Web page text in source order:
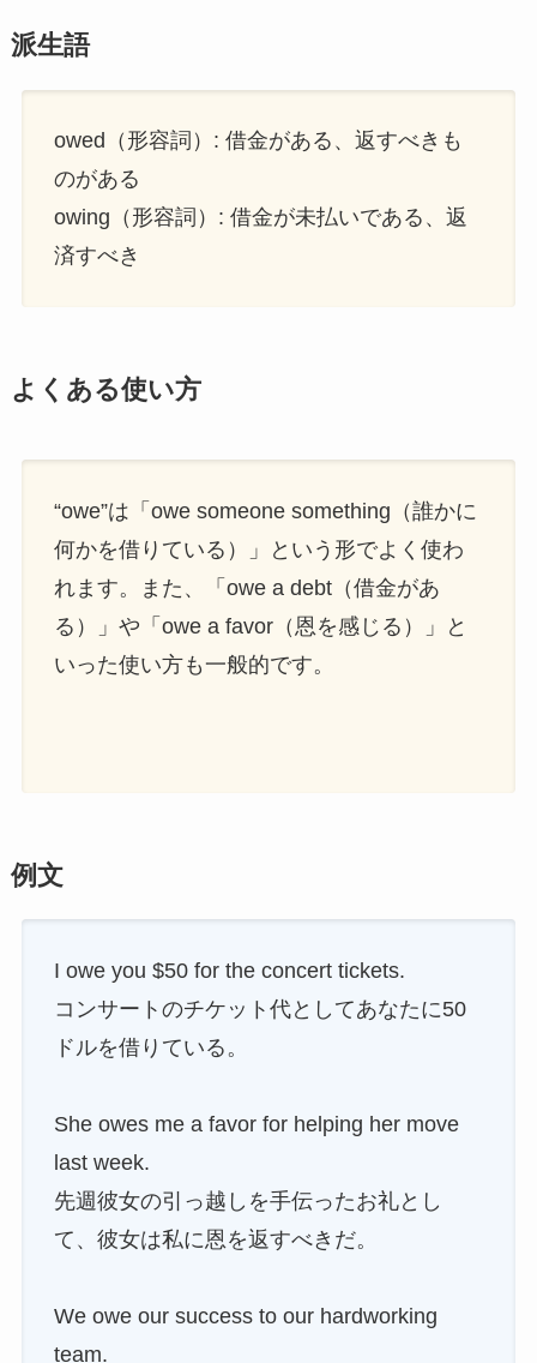
派生語
owed（形容詞）: 借金がある、返すべきも
のがある
owing（形容詞）: 借金が未払いである、返
済すべき
よくある使い方
“owe”は「owe someone something（誰かに
何かを借りている）」という形でよく使わ
れます。また、「owe a debt（借金があ
る）」や「owe a favor（恩を感じる）」と
いった使い方も一般的です。
例文
I owe you $50 for the concert tickets.
コンサートのチケット代としてあなたに50
ドルを借りている。
She owes me a favor for helping her move
last week.
先週彼女の引っ越しを手伝ったお礼とし
て、彼女は私に恩を返すべきだ。
We owe our success to our hardworking
team.